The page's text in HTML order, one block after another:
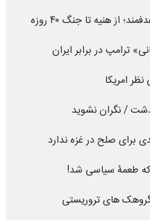
هنیه تا جنگ ۴۰ روزه
ترامپ در برابر ایران
امریکا
/ نگران نشوید
برای صلح در غزه ندارد
طعمۀ سیاسی شد!